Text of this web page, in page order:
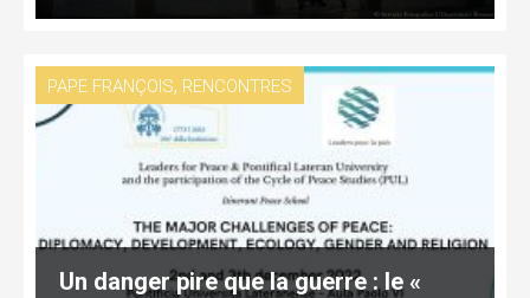
PAPE FRANÇOIS, RENCONTRES
Un danger pire que la guerre : le «